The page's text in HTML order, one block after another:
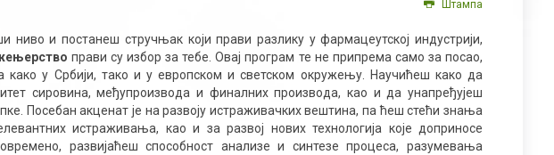
Штампа
и постанеш стручњак који прави разлику у фармацеутској индустрији,
о прави суизбор за тебе. Овај програм те не припрема само за посао,
како у Србији, тако и у европском и светском окружењу. Научићеш како да
сировина, међупроизвода и финалних производа, као и да унапређујеш
Посебан акценат је на развоју истраживачких вештина, па ћеш стећи знања
истраживања, као и за развој нових технологија које доприносе
развијаћеш способност анализе и синтезе процеса, разумевања